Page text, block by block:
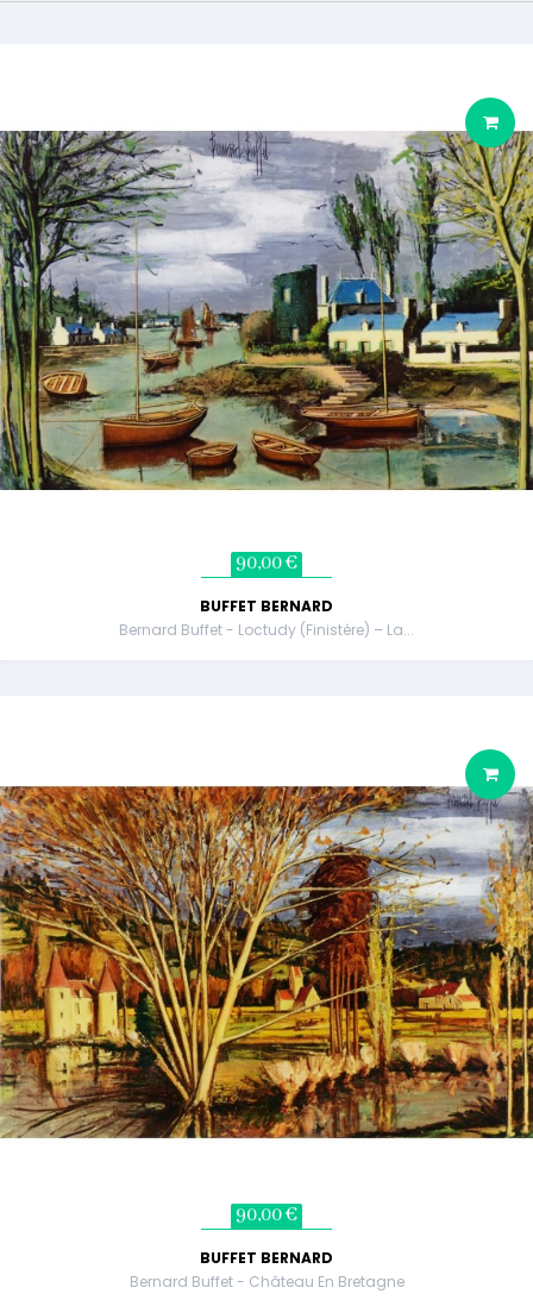
90,00 €
BUFFET BERNARD
Bernard Buffet - Loctudy (Finistère) – La...
90,00 €
BUFFET BERNARD
Bernard Buffet - Château En Bretagne